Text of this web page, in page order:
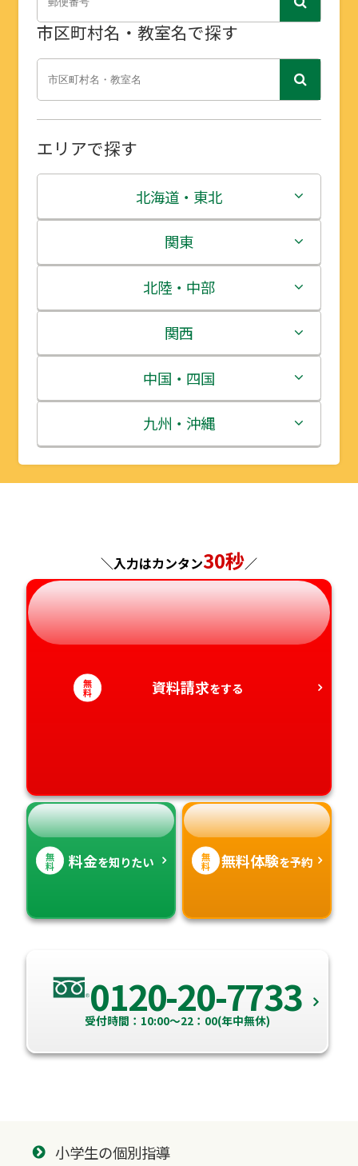
市区町村名・教室名で探す
エリアで探す
北海道・東北
北海道
青森県
岩手県
宮城県
秋田県
山形県
関東
茨城県
栃木県
群馬県
埼玉県
千葉県
神奈川県
北陸・中部
新潟県
富山県
石川県
福井県
長野県
岐阜県
静岡県
愛知県
関西
三重県
滋賀県
京都府
兵庫県
奈良県
和歌山県
中国・四国
鳥取県
島根県
広島県
山口県
徳島県
香川県
九州・沖縄
福岡県
長崎県
熊本県
大分県
宮崎県
＼入力はカンタン30秒／
無
料 資料請求をする
無
料 料金を知りたい 無
料 無料体験を予約
0120-20-7733
受付時間：10:00～22：00(年中無休)
小学生の個別指導